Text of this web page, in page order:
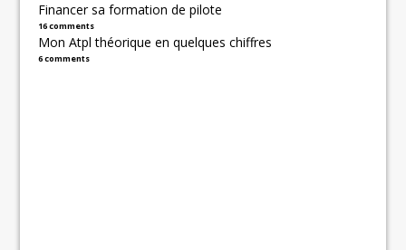
Financer sa formation de pilote
16 comments
Mon Atpl théorique en quelques chiffres
6 comments